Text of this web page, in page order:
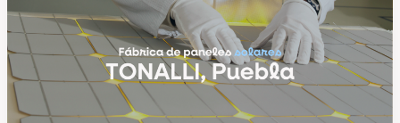
paneles
solares
Tonalli
en